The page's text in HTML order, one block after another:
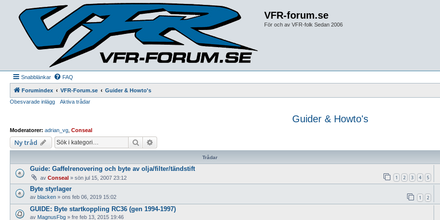
VFR-forum.se
För och av VFR-folk Sedan 2006
Snabblänkar FAQ
Forumindex VFR-Forum.se
Guider & Howto's
Obesvarade inlägg
Aktiva trådar
Guider & Howto's
Moderatorer: adrian_vg Conseal
Ny tråd Sök
Trådar
Guide: Gaffelrenovering och byte av olja/filter/tändstift
av Conseal » sön jul 15, 2007 23:12 1 2 3 4 5
Byte styrlager
av blacken » ons feb 06, 2019 15:02 1 2
GUIDE: Byte startkoppling RC36 (gen 1994-1997)
av MagnusFbg » fre feb 13, 2015 19:46